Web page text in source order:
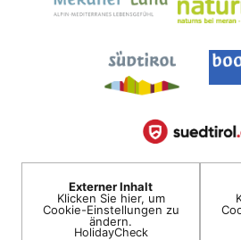
Externer Inhalt
Klicken Sie hier, um
Cookie-Einstellungen zu
ändern.
HolidayCheck